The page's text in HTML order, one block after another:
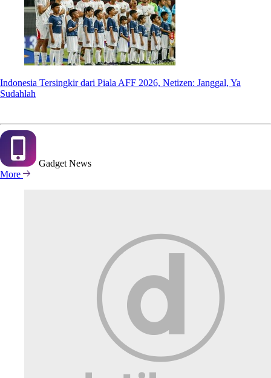
Indonesia Tersingkir dari Piala AFF 2026, Netizen: Janggal, Ya
Sudahlah
Gadget News
More